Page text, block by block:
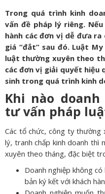
Trong quá trình kinh
vấn đề pháp lý riêng.
hành các đơn vị dễ đưa
giá “đắt” sau đó. Luật
luật thường xuyên theo
các đơn vị giải quyết hiệu
sinh trong quá trình kinh
Khi nào
tư vấn pháp
Các tổ chức, công ty thường
lý, tranh chấp kinh doanh
xuyên theo tháng, đặc biệt
Doanh nghiệp không
bản ký kết với khách